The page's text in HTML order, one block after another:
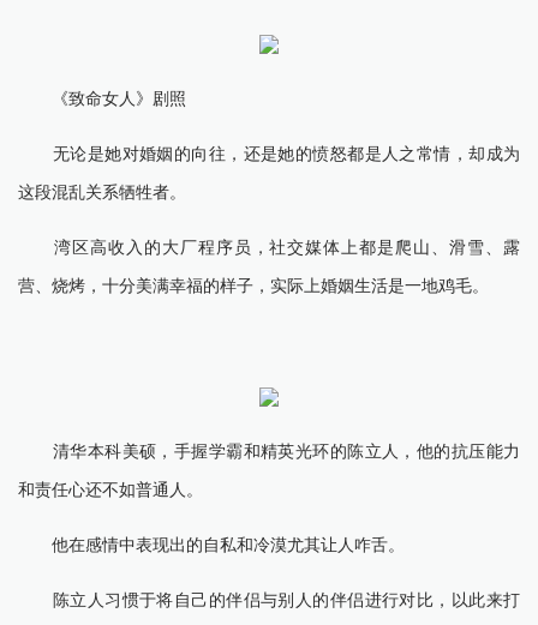
《致命女人》剧照
无论是她对婚姻的向往，还是她的愤怒都是人之常情，却成为
这段混乱关系牺牲者。
湾区高收入的大厂程序员，社交媒体上都是爬山、滑雪、露
营、烧烤，十分美满幸福的样子，实际上婚姻生活是一地鸡毛。
清华本科美硕，手握学霸和精英光环的陈立人，他的抗压能力
和责任心还不如普通人。
他在感情中表现出的自私和冷漠尤其让人咋舌。
陈立人习惯于将自己的伴侣与别人的伴侣进行对比，以此来打